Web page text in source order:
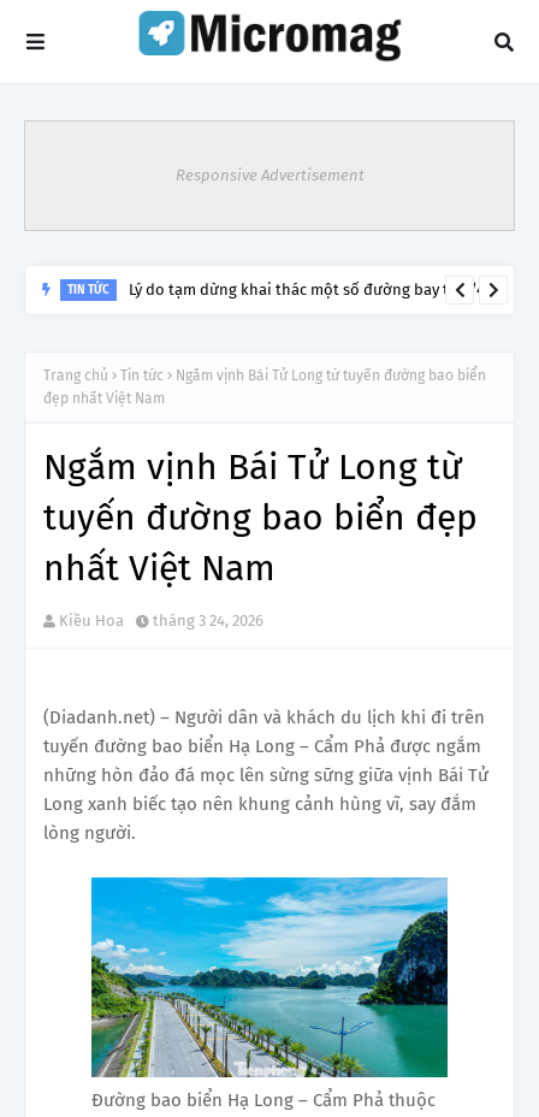
Responsive Advertisement
TIN TỨC Lý do tạm dừng khai thác một số đường bay từ 1/4
Trang chủ Tin tức
Ngắm vịnh Bái Tử Long từ tuyến đường bao biển
đẹp nhất Việt Nam
Ngắm vịnh Bái Tử Long từ
tuyến đường bao biển đẹp
nhất Việt Nam
Kiều Hoa tháng 3 24, 2026
(Diadanh.net) – Người dân và khách du lịch khi đi trên
tuyến đường bao biển Hạ Long – Cẩm Phả được ngắm
những hòn đảo đá mọc lên sừng sững giữa vịnh Bái Tử
Long xanh biếc tạo nên khung cảnh hùng vĩ, say đắm
lòng người.
Đường bao biển Hạ Long – Cẩm Phả thuộc